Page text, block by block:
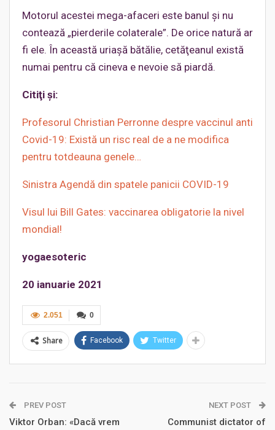
Motorul acestei mega-afaceri este banul şi nu
contează „pierderile colaterale”. De orice natură ar
fi ele. În această uriaşă bătălie, cetăţeanul există
numai pentru că cineva e nevoie să piardă.
Citiţi şi:
Profesorul Christian Perronne despre vaccinul anti
Covid-19: Există un risc real de a ne modifica
pentru totdeauna genele…
Sinistra Agendă din spatele panicii COVID-19
Visul lui Bill Gates: vaccinarea obligatorie la nivel
mondial!
yogaesoteric
20 ianuarie 2021
0
2.051
Share Facebook Twitter
PREV POST
Viktor Orban: «Dacă vrem
NEXT POST
Communist dictator of